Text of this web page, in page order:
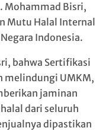
Mohammad Bisri,
Mutu Halal Internal
Indonesia.
bahwa Sertifikasi
melindungi UMKM,
jaminan
dari seluruh
dipastikan